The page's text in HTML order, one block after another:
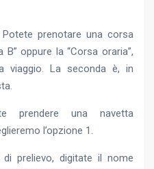
prenotare una corsa
B” oppure la “Corsa oraria”,
viaggio. La seconda è, in
prendere una navetta
l’opzione 1.
prelievo, digitate il nome